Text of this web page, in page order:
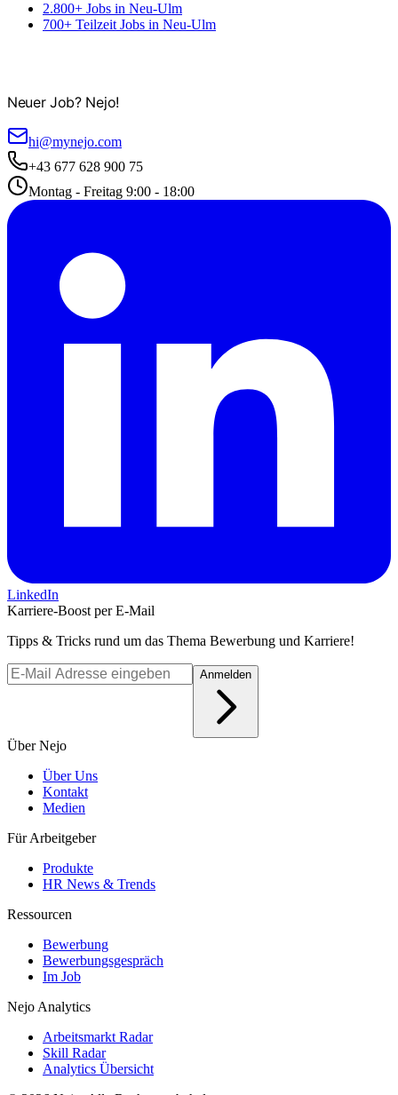
2.800+ Jobs in Neu-Ulm
700+ Teilzeit Jobs in Neu-Ulm
Neuer Job? Nejo!
hi@mynejo.com
+43 677 628 900 75
Montag - Freitag 9:00 - 18:00
LinkedIn
Karriere-Boost per E-Mail
Tipps & Tricks rund um das Thema Bewerbung und Karriere!
Anmelden
Über Nejo
Über Uns
Kontakt
Medien
Für Arbeitgeber
Produkte
HR News & Trends
Ressourcen
Bewerbung
Bewerbungsgespräch
Im Job
Nejo Analytics
Arbeitsmarkt Radar
Skill Radar
Analytics Übersicht